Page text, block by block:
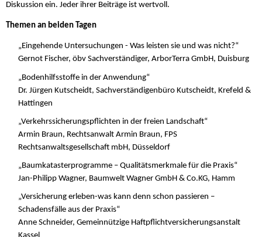
Diskussion ein. Jeder ihrer Beiträge ist wertvoll.
Themen an beiden Tagen
„Eingehende Untersuchungen - Was leisten sie und was nicht?“
Gernot Fischer, öbv Sachverständiger, ArborTerra GmbH, Duisburg
„Bodenhilfsstoffe in der Anwendung“
Dr. Jürgen Kutscheidt, Sachverständigenbüro Kutscheidt, Krefeld &
Hattingen
„Verkehrssicherungspflichten in der freien Landschaft“
Armin Braun, Rechtsanwalt Armin Braun, FPS
Rechtsanwaltsgesellschaft mbH, Düsseldorf
„Baumkatasterprogramme – Qualitätsmerkmale für die Praxis“
Jan-Philipp Wagner, Baumwelt Wagner GmbH & Co.KG, Hamm
„Versicherung erleben-was kann denn schon passieren –
Schadensfälle aus der Praxis“
Anne Schneider, Gemeinnützige Haftpflichtversicherungsanstalt